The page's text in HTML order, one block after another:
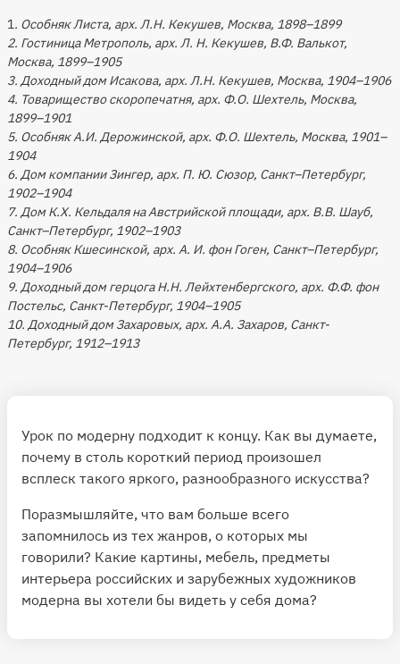
1. Особняк Листа, арх. Л.Н. Кекушев, Москва, 1898–1899
2. Гостиница Метрополь, арх. Л. Н. Кекушев, В.Ф. Валькот,
Москва, 1899–1905
3. Доходный дом Исакова, арх. Л.Н. Кекушев, Москва, 1904–1906
4. Товарищество скоропечатня, арх. Ф.О. Шехтель, Москва,
1899–1901
5. Особняк А.И. Дерожинской, арх. Ф.О. Шехтель, Москва, 1901–
1904
6. Дом компании Зингер, арх. П. Ю. Сюзор, Санкт–Петербург,
1902–1904
7. Дом К.Х. Кельдаля на Австрийской площади, арх. В.В. Шауб,
Санкт–Петербург, 1902–1903
8. Особняк Кшесинской, арх. А. И. фон Гоген, Санкт–Петербург,
1904–1906
9. Доходный дом герцога Н.Н. Лейхтенбергского, арх. Ф.Ф. фон
Постельс, Санкт-Петербург, 1904–1905
10. Доходный дом Захаровых, арх. А.А. Захаров, Санкт-
Петербург, 1912–1913
Урок по модерну подходит к концу. Как вы думаете,
почему в столь короткий период произошел
всплеск такого яркого, разнообразного искусства?
Поразмышляйте, что вам больше всего
запомнилось из тех жанров, о которых мы
говорили? Какие картины, мебель, предметы
интерьера российских и зарубежных художников
модерна вы хотели бы видеть у себя дома?